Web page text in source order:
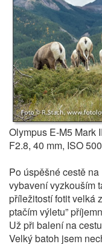
Olympus E-M5 Mark
F2.8, 40 mm, ISO
Po úspěšné cestě
vybavení vyzkouším
příležitostí fotit velká
ptačím výletu”
Už při balení na
Velký batoh jsem